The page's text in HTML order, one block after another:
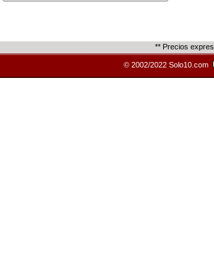
** Precios
© 2002/2022 Solo10.com